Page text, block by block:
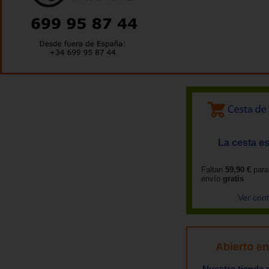
La cesta
Faltan 59,90 €
envío gratis
Ver
Abierto